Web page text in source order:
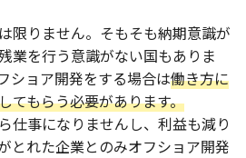
限りません。そもそも納期意識が
業を行う意識がない国もありま
ショア開発をする場合は働き方に
てもらう必要があります。
仕事になりませんし、利益も減り
とれた企業とのみオフショア開発